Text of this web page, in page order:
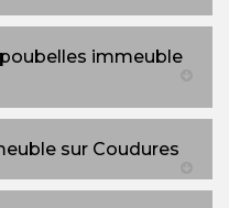
immeuble
sur Coudures